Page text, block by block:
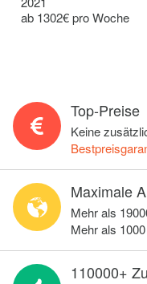
ab 1302€ pro Woche
Top-Preise
Keine
Maximale
Mehr als
Mehr als
110000+